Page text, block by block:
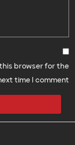
browser for the
time I comment.